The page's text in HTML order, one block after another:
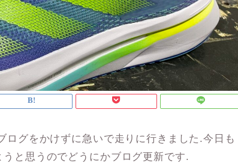
グをかけずに急いで走りに行きました.今日も
と思うのでどうにかブログ更新です.